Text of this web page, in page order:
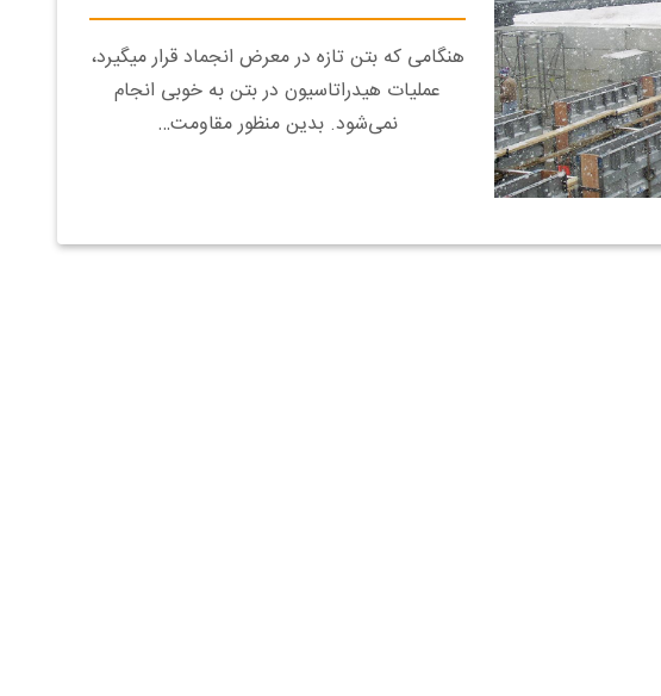
هنگامی که بتن تازه در معرض انجماد قرار میگیرد،
عملیات هیدراتاسیون در بتن به خوبی انجام
نمی‌شود. بدین منظور مقاومت…